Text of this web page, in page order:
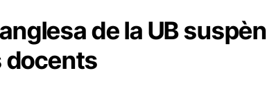
de la UB suspèn
docents